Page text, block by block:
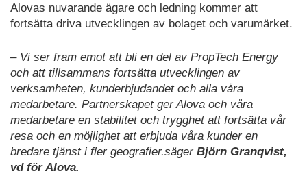
Alovas nuvarande ägare och ledning kommer att
fortsätta driva utvecklingen av bolaget och varumärket.
– Vi ser fram emot att bli en del av PropTech Energy
och att tillsammans fortsätta utvecklingen av
verksamheten, kunderbjudandet och alla våra
medarbetare. Partnerskapet ger Alova och våra
medarbetare en stabilitet och trygghet att fortsätta vår
resa och en möjlighet att erbjuda våra kunder en
bredare tjänst i fler geografier.säger Björn Granqvist,
vd för Alova.